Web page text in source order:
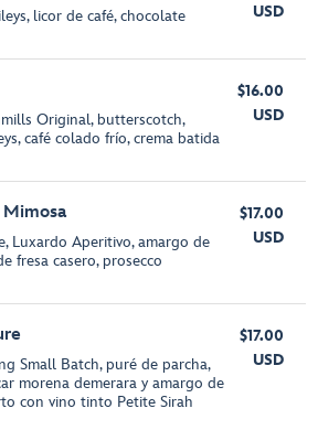
licor de café, chocolate
USD
Original, butterscotch,
café colado frío, crema batida
$16.00
USD
Luxardo Aperitivo, amargo de
fresa casero, prosecco
$17.00
USD
Small Batch, puré de parcha,
morena demerara y amargo de
con vino tinto Petite Sirah
$17.00
USD